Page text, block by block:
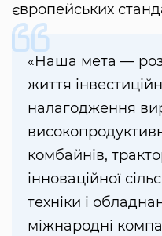
європейських
«Наша мета —
життя
налагодження
комбайнів,
інноваційної
техніки і
міжнародні